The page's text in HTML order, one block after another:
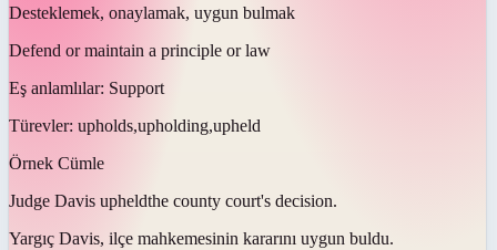
Desteklemek, onaylamak, uygun bulmak
Defend or maintain a principle or law
Eş anlamlılar: Support
Türevler: upholds,upholding,upheld
Örnek Cümle
Judge Davis upheldthe county court's decision.
Yargıç Davis, ilçe mahkemesinin kararını uygun buldu.